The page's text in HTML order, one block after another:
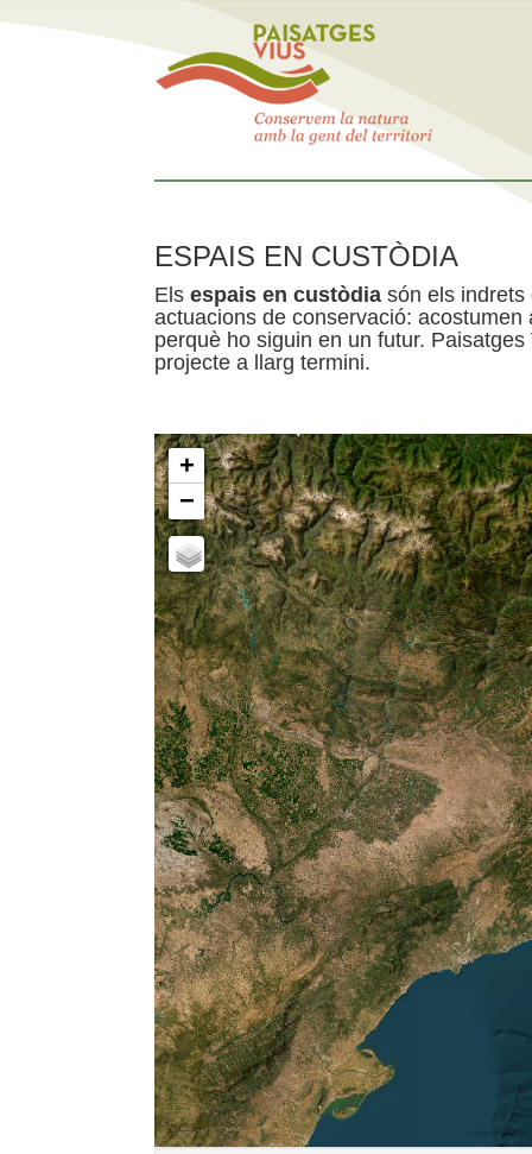
ESPAIS EN CUSTÒDIA
Els espais en custòdia són els indrets
actuacions de conservació:
perquè ho siguin en un futur.
projecte a llarg termini.
+
−